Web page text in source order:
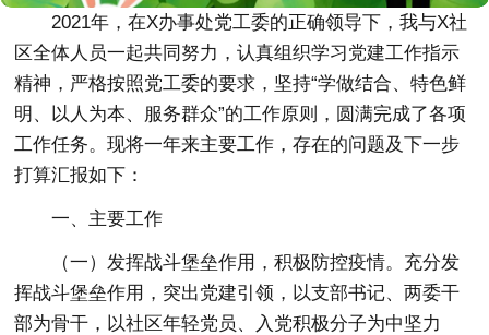
2021年，在X办事处党工委的正确领导下，我与X社
区全体人员一起共同努力，认真组织学习党建工作指示
精神，严格按照党工委的要求，坚持“学做结合、特色鲜
明、以人为本、服务群众”的工作原则，圆满完成了各项
工作任务。现将一年来主要工作，存在的问题及下一步
打算汇报如下：
一、主要工作
（一）发挥战斗堡垒作用，积极防控疫情。 充分发
挥战斗堡垒作用，突出党建引领，以支部书记、两委干
部为骨干，以社区年轻党员、入党积极分子为中坚力